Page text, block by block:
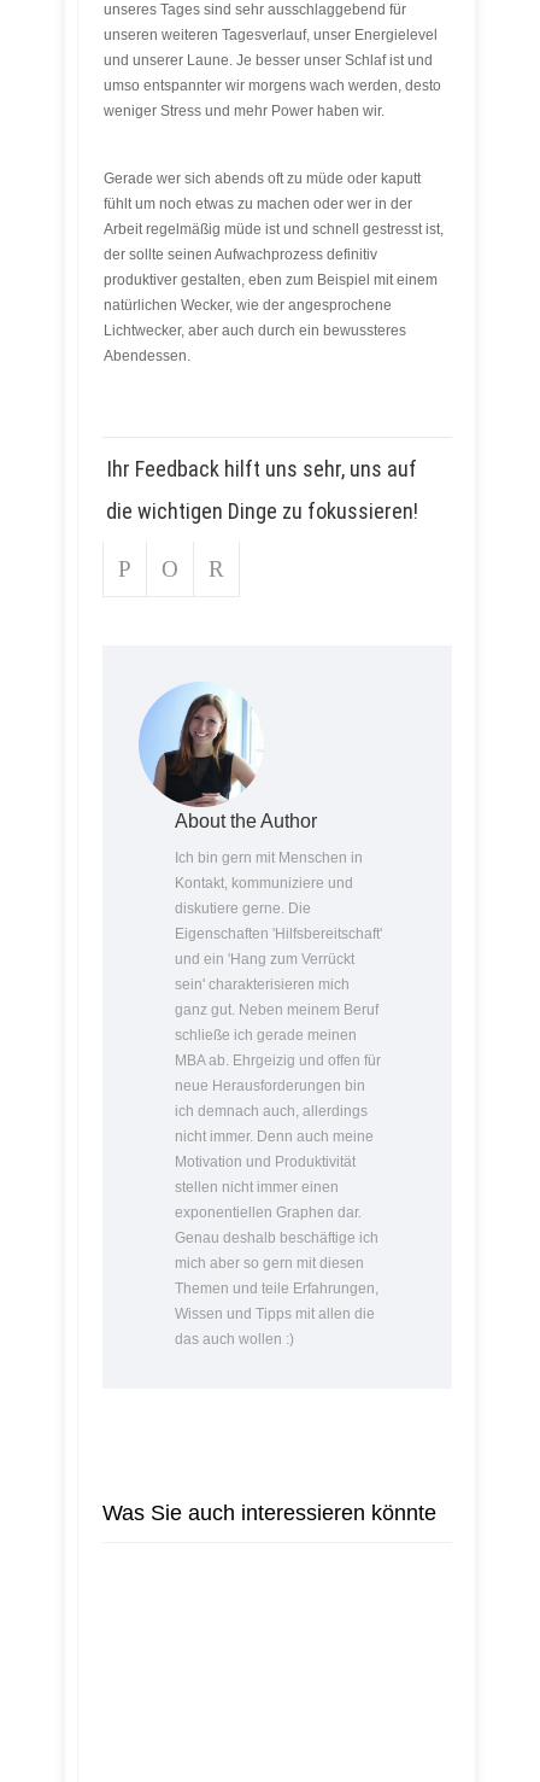
unseres Tages sind sehr ausschlaggebend für
unseren weiteren Tagesverlauf, unser Energielevel
und unserer Laune. Je besser unser Schlaf ist und
umso entspannter wir morgens wach werden, desto
weniger Stress und mehr Power haben wir.
Gerade wer sich abends oft zu müde oder kaputt
fühlt um noch etwas zu machen oder wer in der
Arbeit regelmäßig müde ist und schnell gestresst ist,
der sollte seinen Aufwachprozess definitiv
produktiver gestalten, eben zum Beispiel mit einem
natürlichen Wecker, wie der angesprochene
Lichtwecker, aber auch durch ein bewussteres
Abendessen.
Ihr Feedback hilft uns sehr, uns auf
die wichtigen Dinge zu fokussieren!
About the Author
Ich bin gern mit Menschen in
Kontakt, kommuniziere und
diskutiere gerne. Die
Eigenschaften 'Hilfsbereitschaft'
und ein 'Hang zum Verrückt
sein' charakterisieren mich
ganz gut. Neben meinem Beruf
schließe ich gerade meinen
MBA ab. Ehrgeizig und offen für
neue Herausforderungen bin
ich demnach auch, allerdings
nicht immer. Denn auch meine
Motivation und Produktivität
stellen nicht immer einen
exponentiellen Graphen dar.
Genau deshalb beschäftige ich
mich aber so gern mit diesen
Themen und teile Erfahrungen,
Wissen und Tipps mit allen die
das auch wollen :)
Was Sie auch interessieren könnte